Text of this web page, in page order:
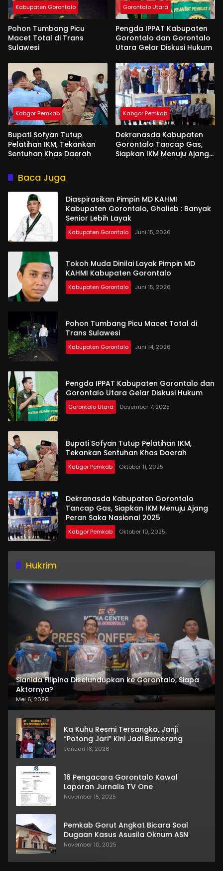
Kabupaten Gorontalo
Pohon Tumbang Picu
Macet Total di Trans
Sulawesi
Gorontalo Utara
Pengda IPPAT Kabupaten
Gorontalo dan Gorontalo
Utara Gelar Diskusi Hukum
Kabgor Pemkab
Bupati Sofyan Tutup
Pelatihan IKM, Tekankan
Sentuhan Khas Daerah
Kabgor Pemkab
Dekranasda Kabupaten
Gorontalo Tancap Gas,
Siapkan IKM Menuju Ajang
Baca Juga
Diaspirasikan Pimpin MD KAHMI
Kabupaten Gorontalo, Ghalieb : Banyak
Senior Lebih Layak
Kabupaten Gorontalo Juni 15, 2026
Tokoh Muda Dinilai Layak Pimpin MD
KAHMI Kabupaten Gorontalo
Kabupaten Gorontalo Juni 15, 2026
Pohon Tumbang Picu Macet Total di
Trans Sulawesi
Kabupaten Gorontalo Juni 14, 2026
Pengda IPPAT Kabupaten Gorontalo dan
Gorontalo Utara Gelar Diskusi Hukum
Gorontalo Utara Desember 7, 2025
Bupati Sofyan Tutup Pelatihan IKM,
Tekankan Sentuhan Khas Daerah
Kabgor Pemkab Oktober 11, 2025
Dekranasda Kabupaten Gorontalo
Tancap Gas, Siapkan IKM Menuju Ajang
Peran Saka Nasional 2025
Kabgor Pemkab Oktober 10, 2025
Hukrim
Sianida Filipina Diselundupkan ke Gorontalo, Siapa
Aktornya?
Mei 6, 2026
Ka Kuhu Resmi Tersangka, Janji
“Potong Jari” Kini Jadi Bumerang
Januari 13, 2026
16 Pengacara Gorontalo Kawal
Laporan Jurnalis TV One
November 15, 2025
Pemkab Gorut Angkat Bicara Soal
Dugaan Kasus Asusila Oknum ASN
November 10, 2025